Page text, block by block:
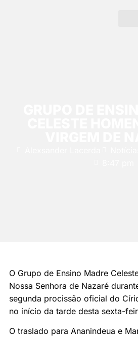
O Grupo de Ensino Madre
Nossa Senhora de Nazaré
segunda procissão oficial do
no início da tarde desta sexta-
O traslado para Ananindeua e